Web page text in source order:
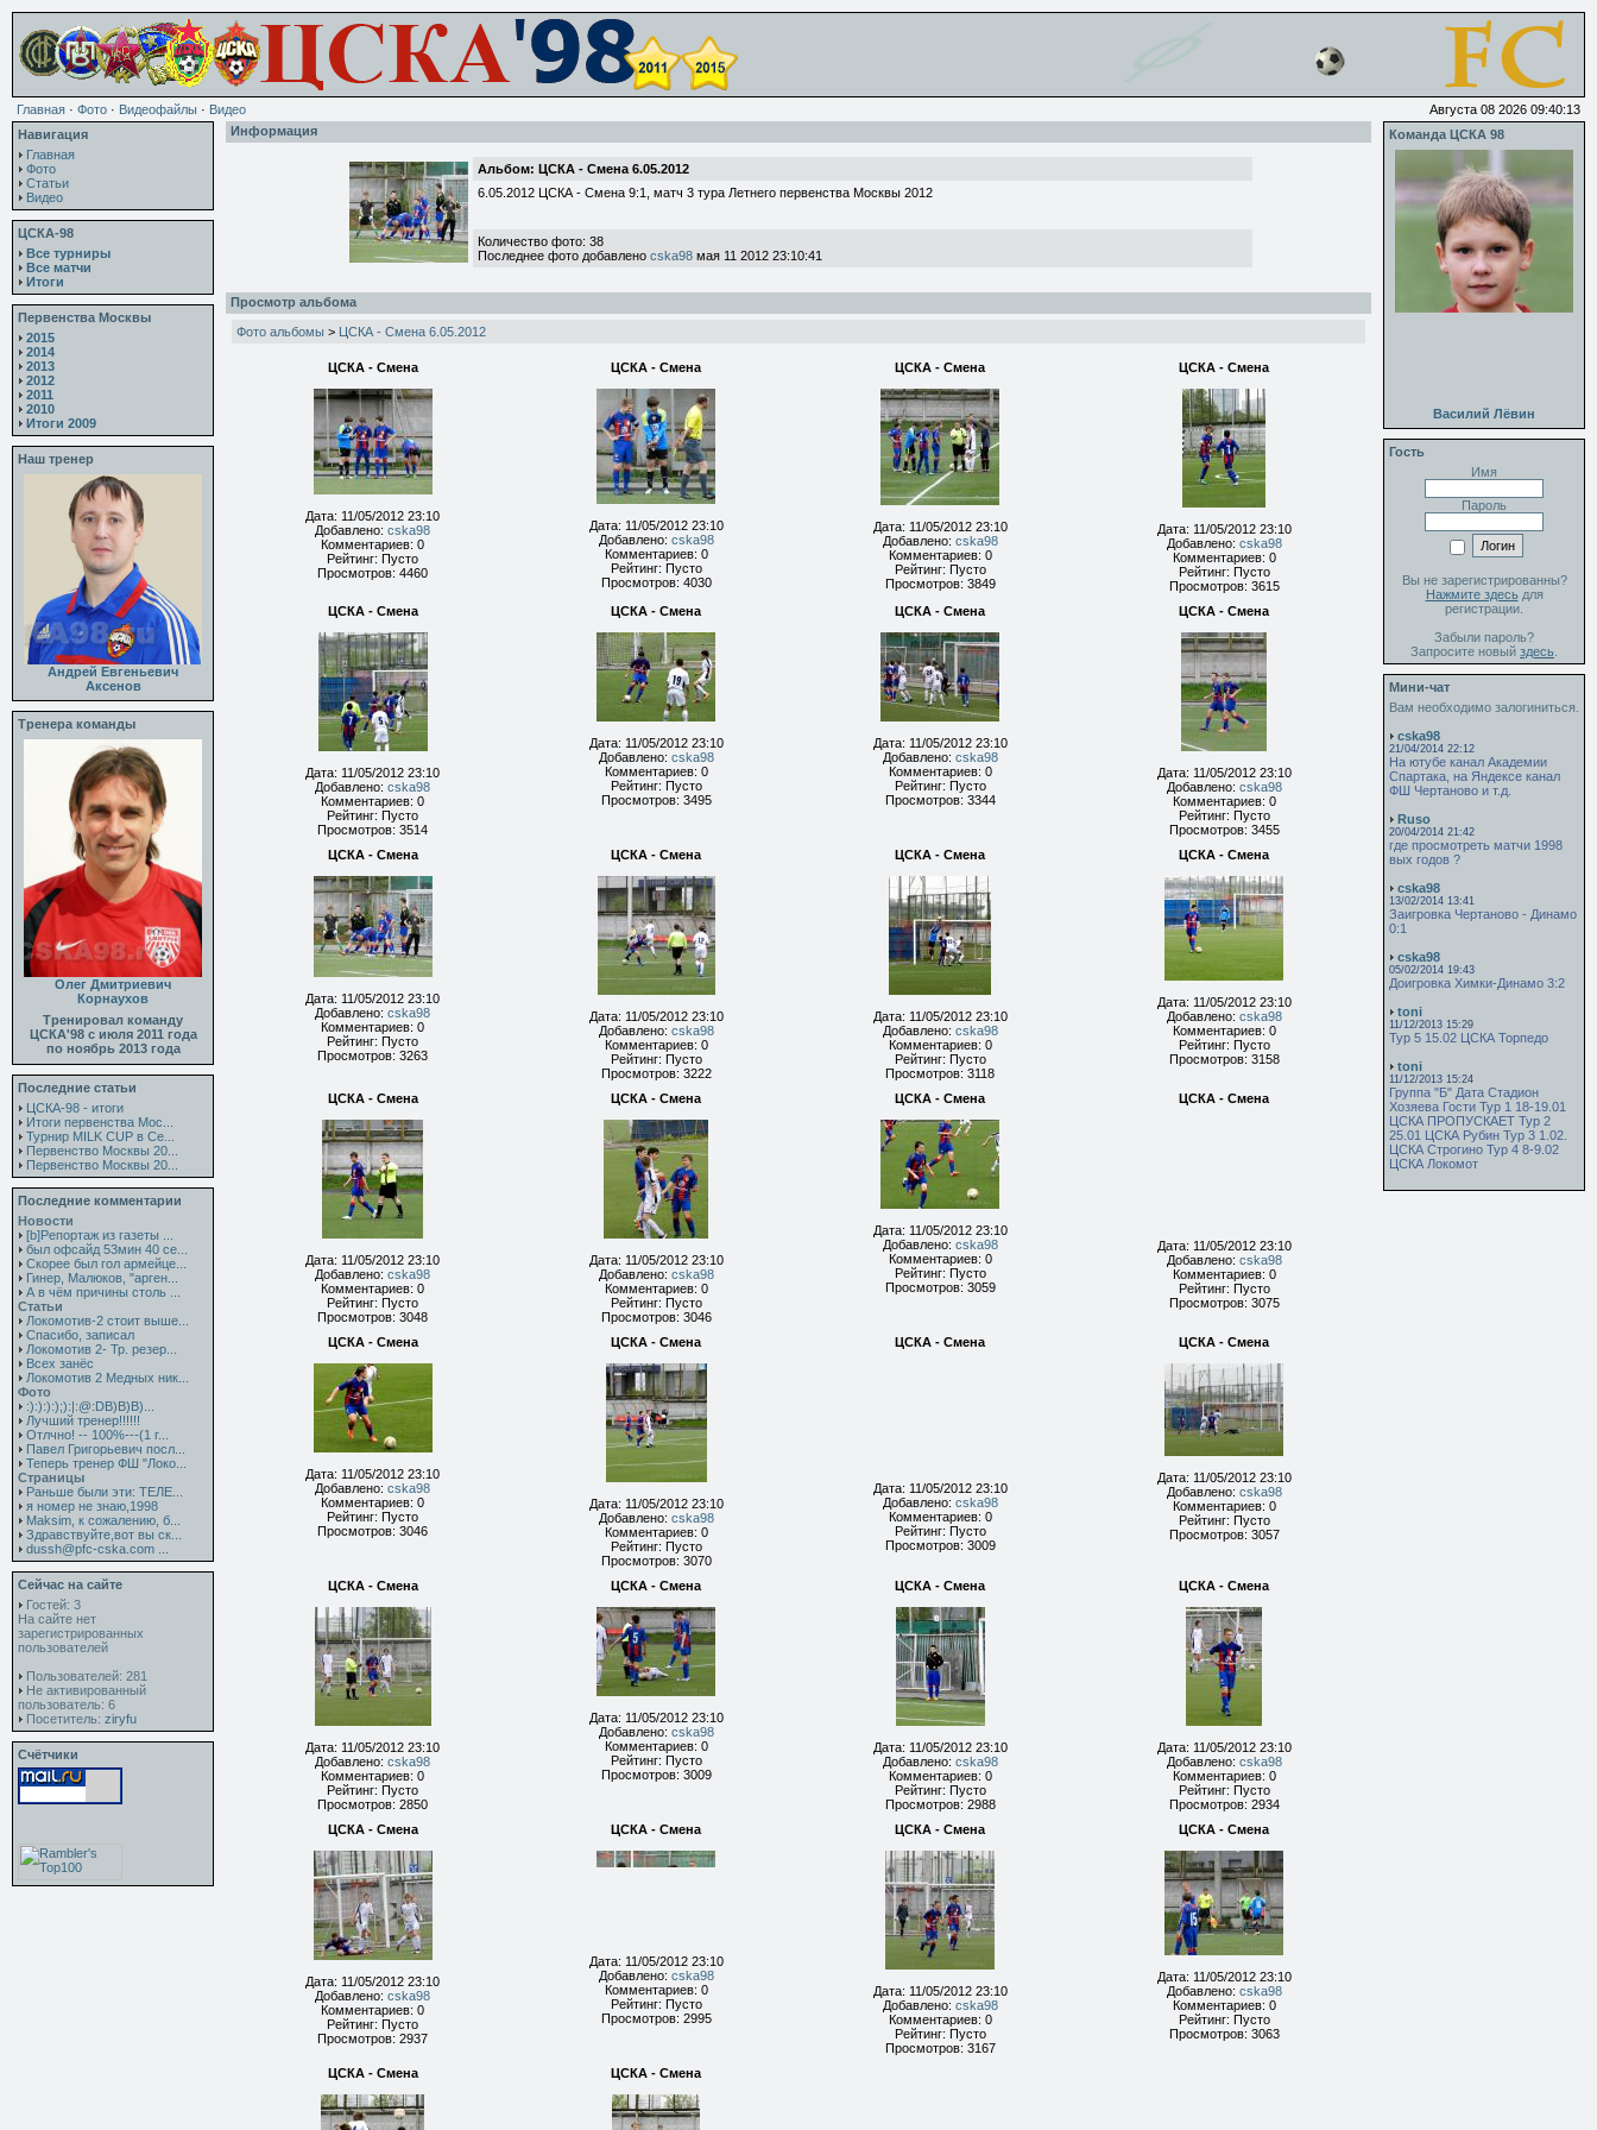
Главная · Фото · Видеофайлы · Видео
Августа 08 2026 09:40:13
Навигация
Главная
Фото
Статьи
Видео
ЦСКА-98
Все турниры
Все матчи
Итоги
Первенства Москвы
2015
2014
2013
2012
2011
2010
Итоги 2009
Наш тренер
Андрей Евгеньевич
Аксенов
Тренера команды
Олег Дмитриевич
Корнаухов
Тренировал команду
ЦСКА'98 с июля 2011 года
по ноябрь 2013 года
Последние статьи
ЦСКА-98 - итоги
Итоги первенства Мос...
Турнир MILK CUP в Се...
Первенство Москвы 20...
Первенство Москвы 20...
Последние комментарии
Новости
[b]Репортаж из газеты ...
был офсайд 53мин 40 се...
Скорее был гол армейце...
Гинер, Малюков, "арген...
А в чём причины столь ...
Статьи
Локомотив-2 стоит выше...
Спасибо, записал
Локомотив 2- Тр. резер...
Всех занёс
Локомотив 2 Медных ник...
Фото
:):):):);):|:@:DB)B)B)...
Лучший тренер!!!!!!
Отлчно! -- 100%---(1 г...
Павел Григорьевич посл...
Теперь тренер ФШ "Локо...
Страницы
Раньше были эти: ТЕЛЕ...
я номер не знаю,1998
Maksim, к сожалению, б...
Здравствуйте,вот вы ск...
dussh@pfc-cska.com ...
Сейчас на сайте
Гостей: 3
На сайте нет
зарегистрированных
пользователей
Пользователей: 281
Не активированный
пользователь: 6
Посетитель: ziryfu
Счётчики
Информация
Альбом: ЦСКА - Смена 6.05.2012
6.05.2012 ЦСКА - Смена 9:1, матч 3 тура Летнего первенства Москвы 2012
Количество фото: 38
Последнее фото добавлено cska98 мая 11 2012 23:10:41
Просмотр альбома
Фото альбомы > ЦСКА - Смена 6.05.2012
ЦСКА - Смена
Дата: 11/05/2012 23:10
Добавлено: cska98
Комментариев: 0
Рейтинг: Пусто
Просмотров: 4460
ЦСКА - Смена
Дата: 11/05/2012 23:10
Добавлено: cska98
Комментариев: 0
Рейтинг: Пусто
Просмотров: 4030
ЦСКА - Смена
Дата: 11/05/2012 23:10
Добавлено: cska98
Комментариев: 0
Рейтинг: Пусто
Просмотров: 3849
ЦСКА - Смена
Дата: 11/05/2012 23:10
Добавлено: cska98
Комментариев: 0
Рейтинг: Пусто
Просмотров: 3615
ЦСКА - Смена
Дата: 11/05/2012 23:10
Добавлено: cska98
Комментариев: 0
Рейтинг: Пусто
Просмотров: 3514
ЦСКА - Смена
Дата: 11/05/2012 23:10
Добавлено: cska98
Комментариев: 0
Рейтинг: Пусто
Просмотров: 3495
ЦСКА - Смена
Дата: 11/05/2012 23:10
Добавлено: cska98
Комментариев: 0
Рейтинг: Пусто
Просмотров: 3344
ЦСКА - Смена
Дата: 11/05/2012 23:10
Добавлено: cska98
Комментариев: 0
Рейтинг: Пусто
Просмотров: 3455
ЦСКА - Смена
Дата: 11/05/2012 23:10
Добавлено: cska98
Комментариев: 0
Рейтинг: Пусто
Просмотров: 3263
ЦСКА - Смена
Дата: 11/05/2012 23:10
Добавлено: cska98
Комментариев: 0
Рейтинг: Пусто
Просмотров: 3222
ЦСКА - Смена
Дата: 11/05/2012 23:10
Добавлено: cska98
Комментариев: 0
Рейтинг: Пусто
Просмотров: 3118
ЦСКА - Смена
Дата: 11/05/2012 23:10
Добавлено: cska98
Комментариев: 0
Рейтинг: Пусто
Просмотров: 3158
ЦСКА - Смена
Дата: 11/05/2012 23:10
Добавлено: cska98
Комментариев: 0
Рейтинг: Пусто
Просмотров: 3048
ЦСКА - Смена
Дата: 11/05/2012 23:10
Добавлено: cska98
Комментариев: 0
Рейтинг: Пусто
Просмотров: 3046
ЦСКА - Смена
Дата: 11/05/2012 23:10
Добавлено: cska98
Комментариев: 0
Рейтинг: Пусто
Просмотров: 3059
ЦСКА - Смена
Дата: 11/05/2012 23:10
Добавлено: cska98
Комментариев: 0
Рейтинг: Пусто
Просмотров: 3075
ЦСКА - Смена
Дата: 11/05/2012 23:10
Добавлено: cska98
Комментариев: 0
Рейтинг: Пусто
Просмотров: 3046
ЦСКА - Смена
Дата: 11/05/2012 23:10
Добавлено: cska98
Комментариев: 0
Рейтинг: Пусто
Просмотров: 3070
ЦСКА - Смена
Дата: 11/05/2012 23:10
Добавлено: cska98
Комментариев: 0
Рейтинг: Пусто
Просмотров: 3009
ЦСКА - Смена
Дата: 11/05/2012 23:10
Добавлено: cska98
Комментариев: 0
Рейтинг: Пусто
Просмотров: 3057
ЦСКА - Смена
Дата: 11/05/2012 23:10
Добавлено: cska98
Комментариев: 0
Рейтинг: Пусто
Просмотров: 2850
ЦСКА - Смена
Дата: 11/05/2012 23:10
Добавлено: cska98
Комментариев: 0
Рейтинг: Пусто
Просмотров: 3009
ЦСКА - Смена
Дата: 11/05/2012 23:10
Добавлено: cska98
Комментариев: 0
Рейтинг: Пусто
Просмотров: 2988
ЦСКА - Смена
Дата: 11/05/2012 23:10
Добавлено: cska98
Комментариев: 0
Рейтинг: Пусто
Просмотров: 2934
ЦСКА - Смена
Дата: 11/05/2012 23:10
Добавлено: cska98
Комментариев: 0
Рейтинг: Пусто
Просмотров: 2937
ЦСКА - Смена
Дата: 11/05/2012 23:10
Добавлено: cska98
Комментариев: 0
Рейтинг: Пусто
Просмотров: 2995
ЦСКА - Смена
Дата: 11/05/2012 23:10
Добавлено: cska98
Комментариев: 0
Рейтинг: Пусто
Просмотров: 3167
ЦСКА - Смена
Дата: 11/05/2012 23:10
Добавлено: cska98
Комментариев: 0
Рейтинг: Пусто
Просмотров: 3063
ЦСКА - Смена ЦСКА - Смена
Команда ЦСКА 98
Василий Лёвин
Гость
Имя
Пароль
Вы не зарегистрированны?
Нажмите здесьдля
регистрации.
Забыли пароль?
Запросите новый здесь
Мини-чат
Вам необходимо залогиниться.
cska98
21/04/2014 22:12
На ютубе канал Академии
Спартака, на Яндексе канал
ФШ Чертаново и т.д.
Ruso
20/04/2014 21:42
где просмотреть матчи 1998
вых годов ?
cska98
13/02/2014 13:41
Заигровка Чертаново - Динамо
0:1
cska98
05/02/2014 19:43
Доигровка Химки-Динамо 3:2
toni
11/12/2013 15:29
Тур 5 15.02 ЦСКА Торпедо
toni
11/12/2013 15:24
Группа "Б" Дата Стадион
Хозяева Гости Тур 1 18-19.01
ЦСКА ПРОПУСКАЕТ Тур 2
25.01 ЦСКА Рубин Тур 3 1.02.
ЦСКА Строгино Тур 4 8-9.02
ЦСКА Локомот